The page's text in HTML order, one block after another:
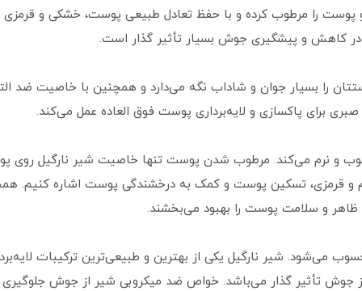
و پوست را مرطوب کرده و با حفظ تعادل طبیعی پوست، خشکی و
کاهش و پیشگیری جوش بسیار تأثیر گذار است.
را بسیار جوان و شاداب نگه می‌دارد و همچنین با خاصیت ضد
برای پاکسازی و لایه‌برداری پوست فوق العاده عمل می‌کند.
و نرم می‌کند. مرطوب شدن پوست تنها خاصیت شیر نارگیل روی
و سلامت پوست را بهبود می‌بخشند.
می‌شود. شیر نارگیل یکی از بهترین و طبیعی‌ترین ترکیبات
تأثیر گذار می‌باشد. خواص ضد میکروبی شیر از جوش جلوگیری